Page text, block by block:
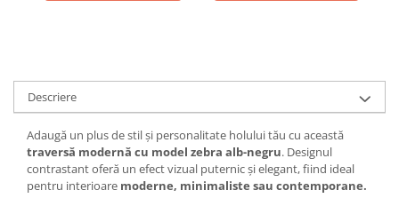
Descriere
Adaugă un plus de stil și personalitate holului tău cu această
traversă modernă cu model zebra alb-negru. Designul
contrastant oferă un efect vizual puternic și elegant, fiind ideal
pentru interioare moderne, minimaliste sau contemporane.